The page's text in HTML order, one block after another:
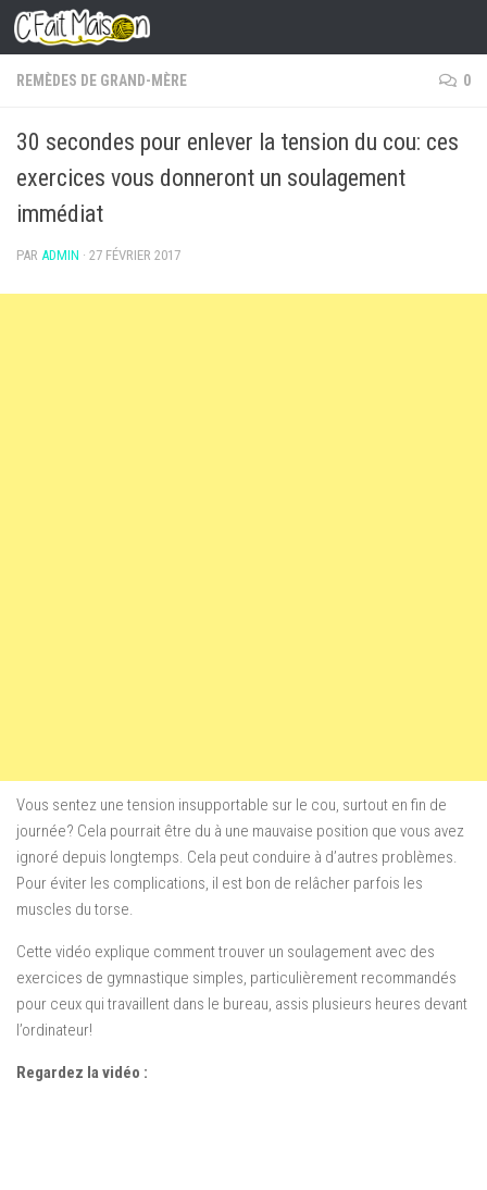
Skip to content
REMÈDES DE GRAND-MÈRE 0
30 secondes pour enlever la tension du cou: ces
exercices vous donneront un soulagement
immédiat
PAR ADMIN · 27 FÉVRIER 2017
Vous sentez une tension insupportable sur le cou, surtout en fin de
journée? Cela pourrait être du à une mauvaise position que vous avez
ignoré depuis longtemps. Cela peut conduire à d’autres problèmes.
Pour éviter les complications, il est bon de relâcher parfois les
muscles du torse.
Cette vidéo explique comment trouver un soulagement avec des
exercices de gymnastique simples, particulièrement recommandés
pour ceux qui travaillent dans le bureau, assis plusieurs heures devant
l’ordinateur!
Regardez la vidéo :